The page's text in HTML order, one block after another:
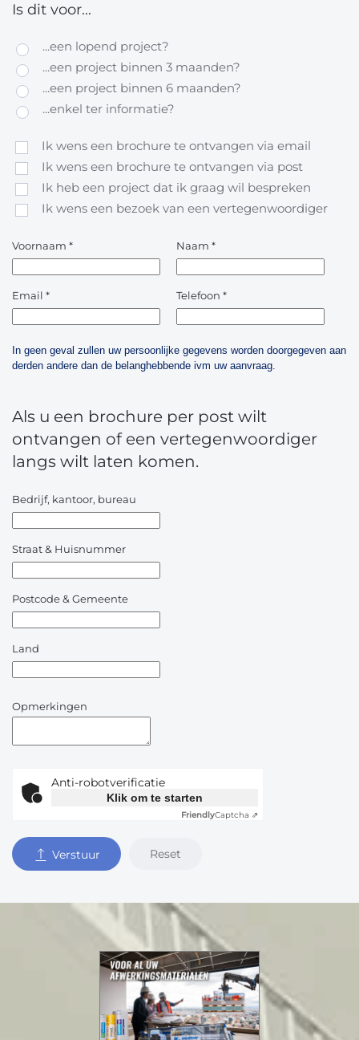
Is dit voor...
...een lopend project?
...een project binnen 3 maanden?
...een project binnen 6 maanden?
...enkel ter informatie?
Ik wens een brochure te ontvangen via email
Ik wens een brochure te ontvangen via post
Ik heb een project dat ik graag wil bespreken
Ik wens een bezoek van een vertegenwoordiger
Voornaam * Naam *
Email * Telefoon *
In geen geval zullen uw persoonlijke gegevens worden doorgegeven aan
derden andere dan de belanghebbende ivm uw aanvraag.
Als u een brochure per post wilt
ontvangen of een vertegenwoordiger
langs wilt laten komen.
Bedrijf, kantoor, bureau
Straat & Huisnummer
Postcode & Gemeente
Land
Opmerkingen
Anti-robotverificatie
Klik om te starten
FriendlyCaptcha ⇗
Verstuur Reset